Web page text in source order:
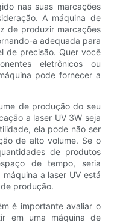
nas suas marcações
A máquina de
de produzir marcações
a adequada para
de precisão. Quer você
eletrônicos ou
pode fornecer a
de produção do seu
a laser UV 3W seja
ela pode não ser
de alto volume. Se o
de produtos
de tempo, seria
a laser UV está
produção.
é importante avaliar o
em uma máquina de